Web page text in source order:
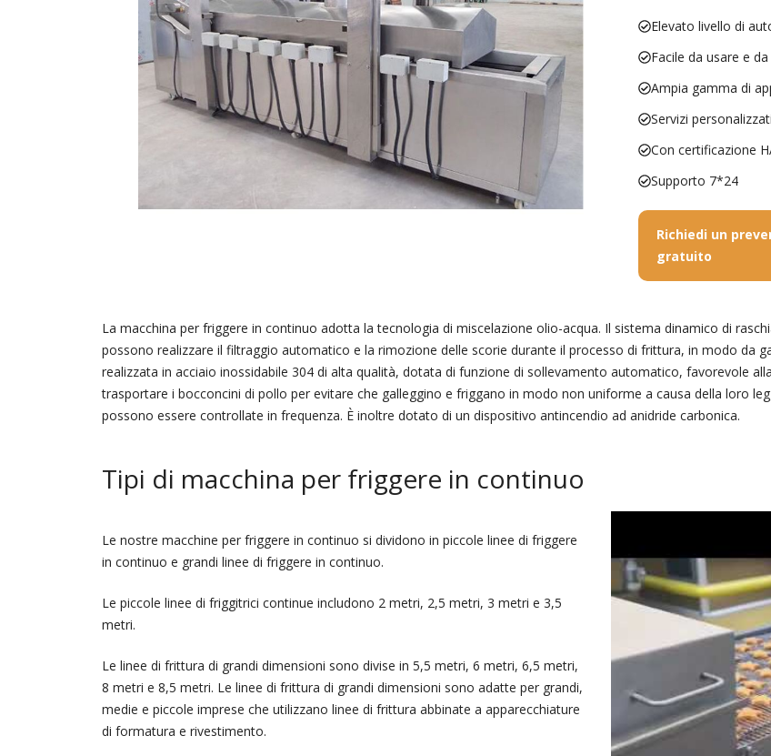
Elevato livello di
Facile da usare e da
Ampia gamma di
Servizi
Con certificazione
Supporto 7*24
Richiedi un
gratuito
La macchina per friggere in continuo adotta la tecnologia di miscelazione olio-acqua. Il sistema dinamico di
possono realizzare il filtraggio automatico e la rimozione delle scorie durante il processo di frittura, in modo da
realizzata in acciaio inossidabile 304 di alta qualità, dotata di funzione di sollevamento automatico, favorevole
trasportare i bocconcini di pollo per evitare che galleggino e friggano in modo non uniforme a causa della loro
possono essere controllate in frequenza. È inoltre dotato di un dispositivo antincendio ad anidride carbonica.
Tipi di macchina per friggere in continuo
Le nostre macchine per friggere in continuo si dividono in piccole linee di friggere
in continuo e grandi linee di friggere in continuo.
Le piccole linee di friggitrici continue includono 2 metri, 2,5 metri, 3 metri e 3,5
metri.
Le linee di frittura di grandi dimensioni sono divise in 5,5 metri, 6 metri, 6,5 metri,
8 metri e 8,5 metri. Le linee di frittura di grandi dimensioni sono adatte per grandi,
medie e piccole imprese che utilizzano linee di frittura abbinate a apparecchiature
di formatura e rivestimento.